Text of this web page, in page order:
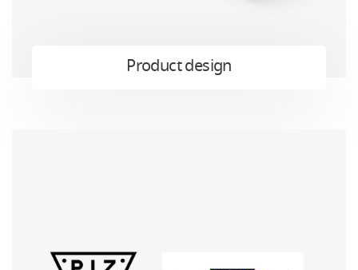
Product design